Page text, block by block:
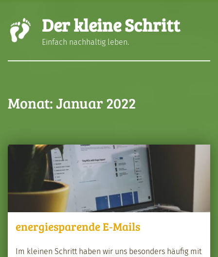
Der kleine Schritt
Einfach nachhaltig leben.
Monat:Januar 2022
energiesparende E‑Mails
Im kleinen Schritt haben wir uns beson­ders häu­fig mit